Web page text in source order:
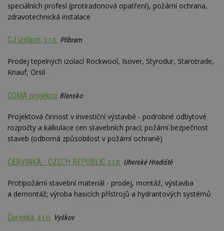
speciálních profesí (protiradonová opatření), požární ochrana,
zdravotechnická instalace
CJ izolace, s.r.o. Příbram
Prodej tepelných izolací Rockwool, Isover, Styrodur, Starotrade,
Knauf, Orsil
COMA projekce Blansko
Projektová činnost v investiční výstavbě - podrobné odbytové
rozpočty a kalkulace cen stavebních prací; požární bezpečnost
staveb (odborná způsobilost v požární ochraně)
ČERVINKA - CZECH REPUBLIC s.r.o. Uherské Hradiště
Protipožární stavební materiál - prodej, montáž, výstavba
a demontáž; výroba hasicích přístrojů a hydrantových systémů
Červinka, s.r.o. Vyškov